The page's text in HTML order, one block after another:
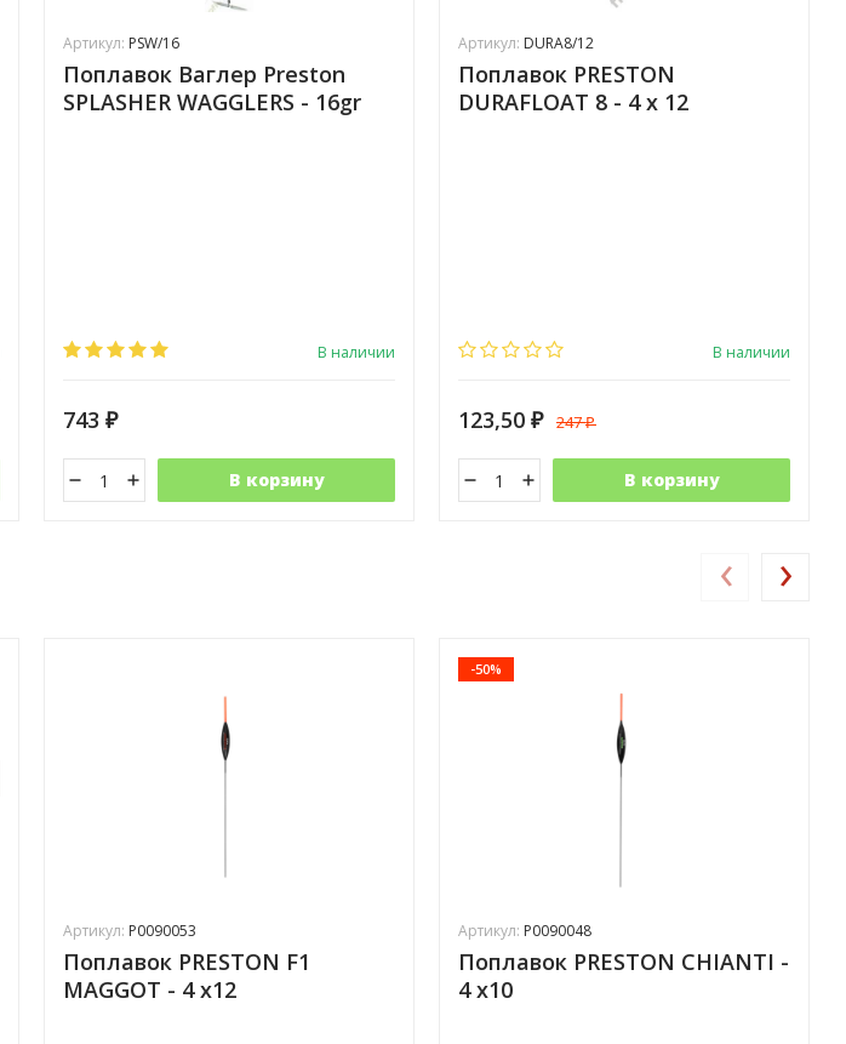
Артикул: PSW/16
Поплавок Ваглер Preston
SPLASHER WAGGLERS - 16gr
В наличии
743 ₽
В корзину
Артикул: DURA8/12
Поплавок PRESTON
DURAFLOAT 8 - 4 x 12
В наличии
123,50 ₽ 247₽
В корзину
Артикул: P0090053
Поплавок PRESTON F1
MAGGOT - 4 x12
-50%
Артикул: P0090048
Поплавок PRESTON CHIANTI -
4 x10
‹ ›